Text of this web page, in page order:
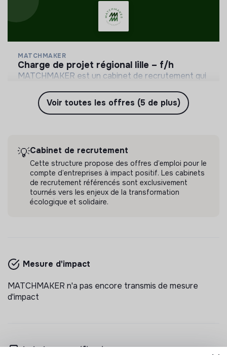
MATCHMAKER
charge de projet régional lille – f/h
MATCHMAKER est un cabinet de recrutement qui
accompagnement personnalisé de ses candidats.
Cabinet de recrutement CDD
Lille, France Fintech
veut donner du sens à son métier par un
Saint-Ouen-sur-Seine, France Fintech
Voir toutes les offres (5 de plus)
💡Cabinet de recrutement
Cette structure propose des offres d’emploi pour le
compte d’entreprises à impact positif. Les cabinets
de recrutement référencés sont exclusivement
tournés vers les enjeux de la transformation
écologique et solidaire.
Mesure d'impact
MATCHMAKER n'a pas encore transmis de mesure
d'impact
Labels et certifications